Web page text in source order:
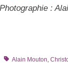
Photographie :
TagsAlain Mouton,